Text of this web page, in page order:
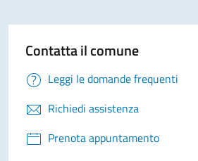
Contatta il comune
Leggi le domande frequenti
Richiedi assistenza
Prenota appuntamento